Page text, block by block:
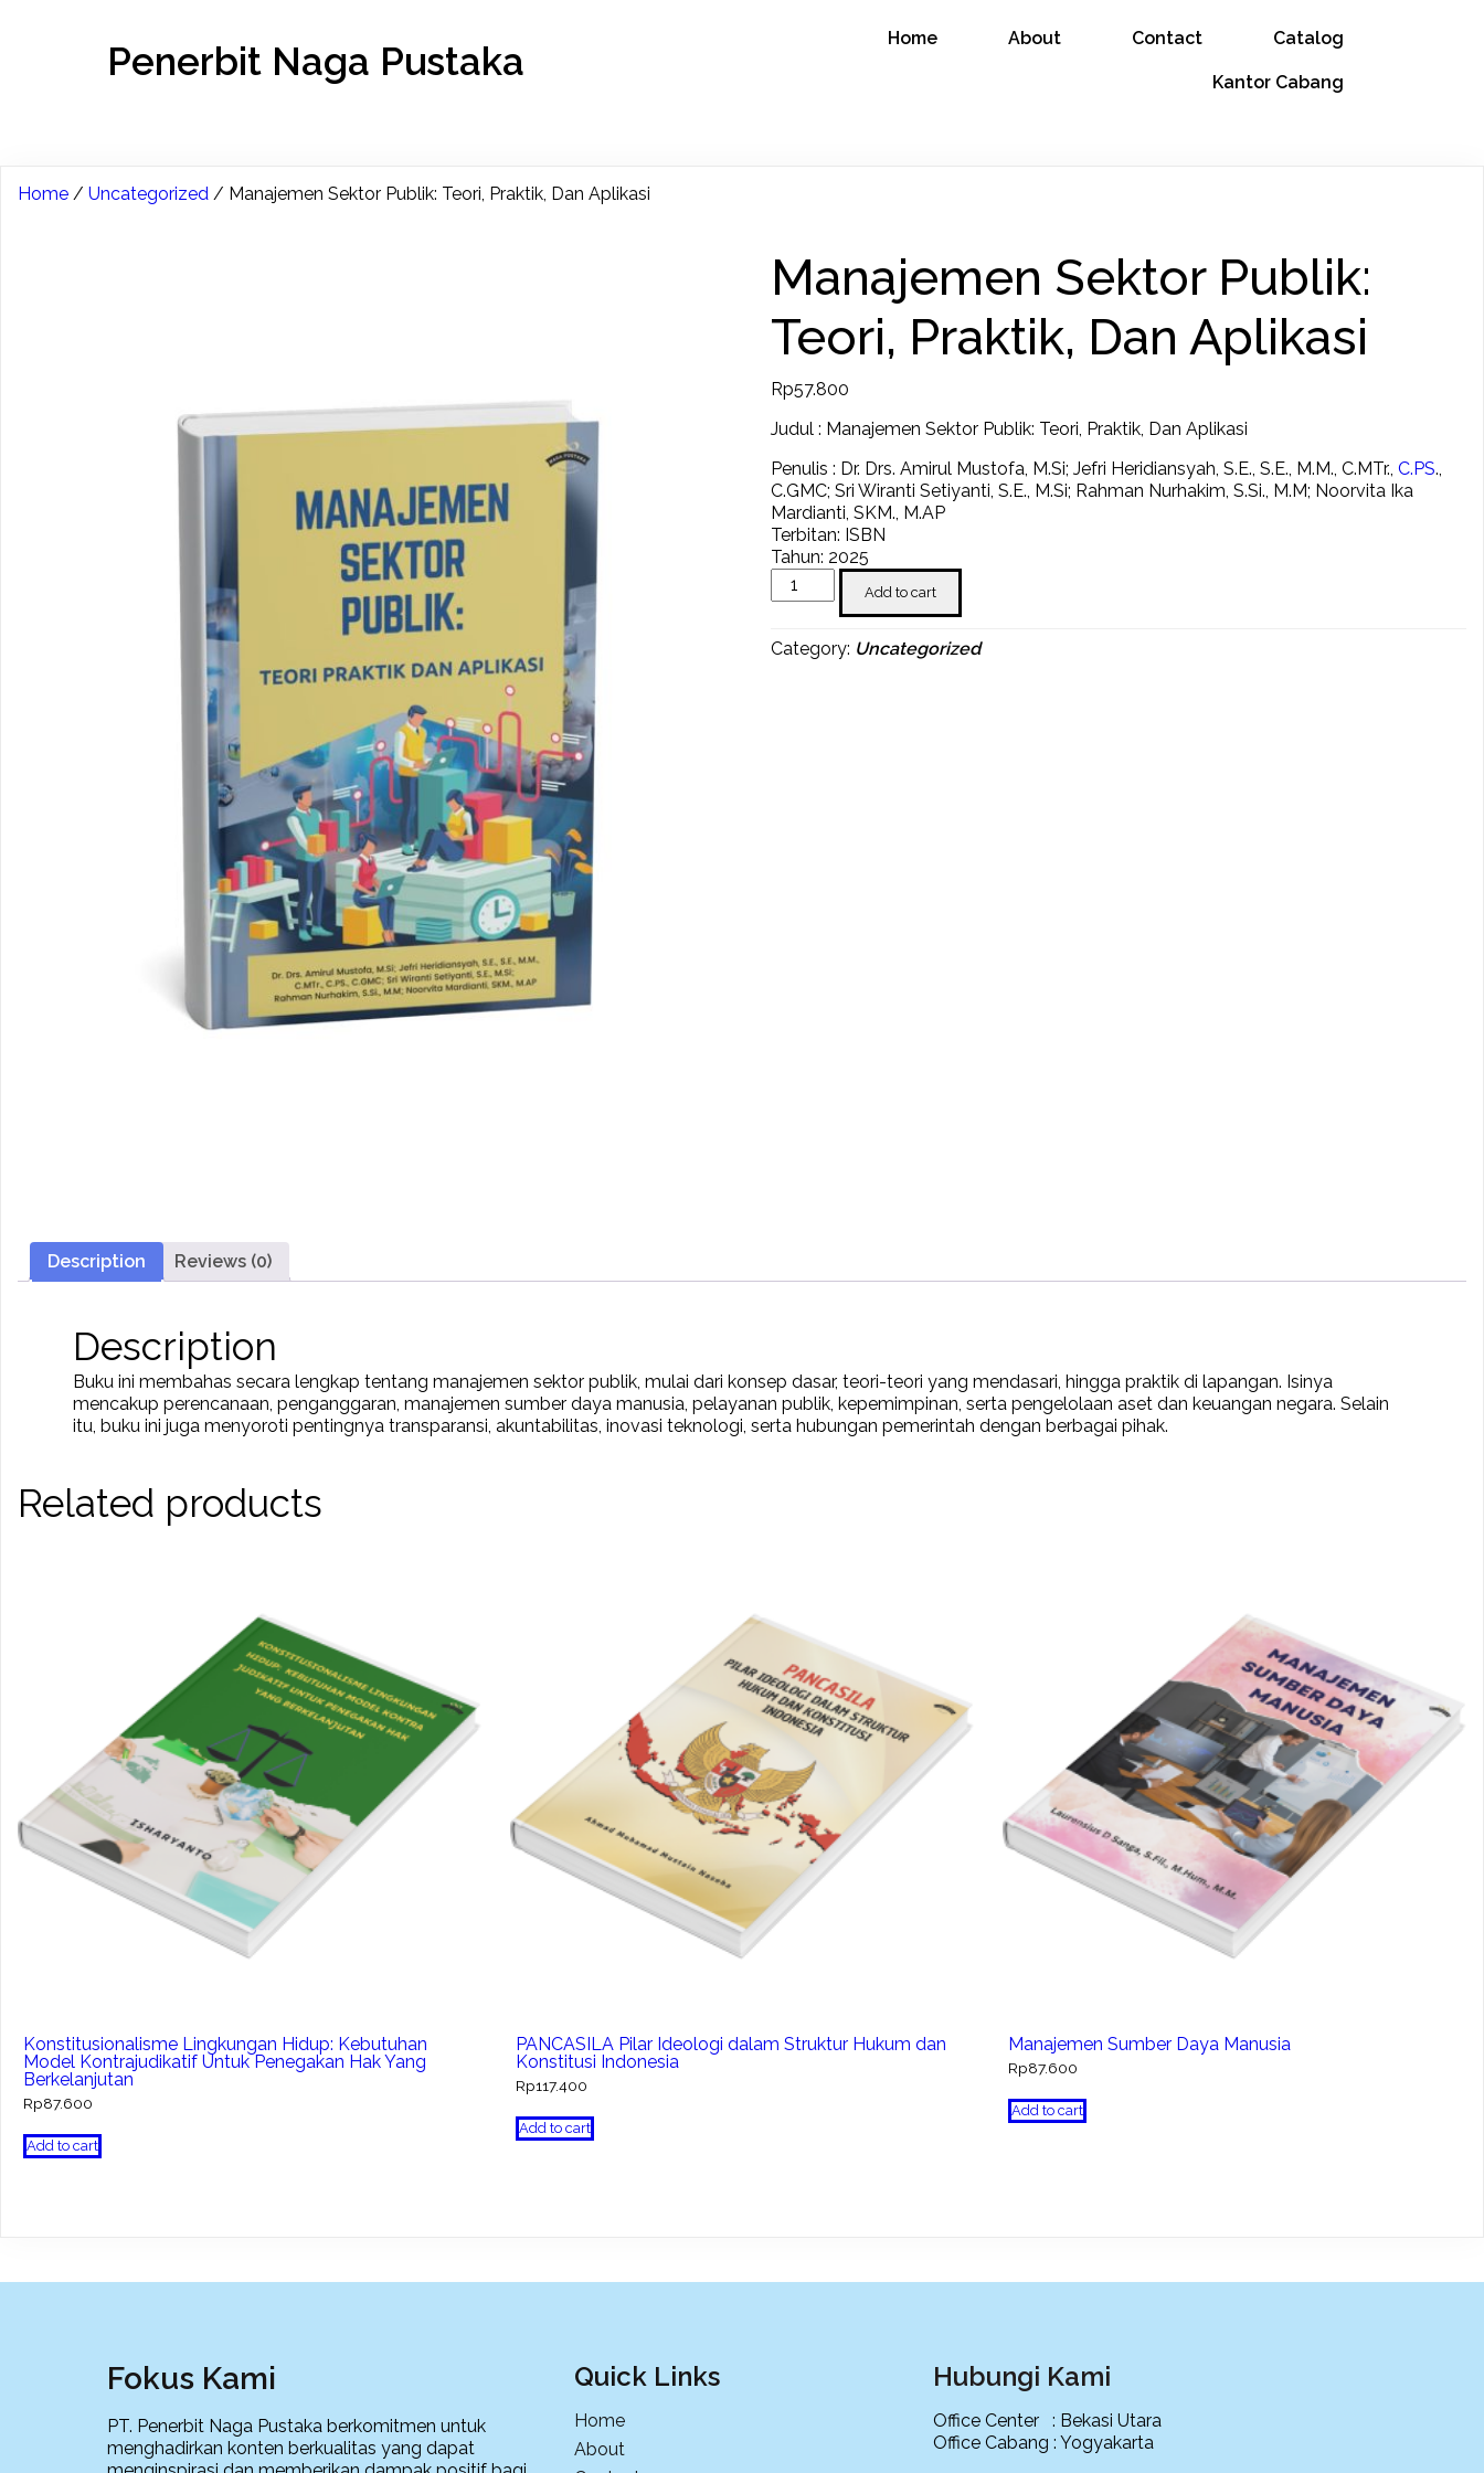
Penerbit Naga Pustaka Home About Contact Catalog
Kantor Cabang
Home / Uncategorized / Manajemen Sektor Publik: Teori, Praktik, Dan Aplikasi
Manajemen Sektor Publik:
Teori, Praktik, Dan Aplikasi
Rp57.800
Judul : Manajemen Sektor Publik: Teori, Praktik, Dan Aplikasi
Penulis : Dr. Drs. Amirul Mustofa, M.Si; Jefri Heridiansyah, S.E., S.E., M.M., C.MTr.,C.PS.,
C.GMC; Sri Wiranti Setiyanti, S.E., M.Si; Rahman Nurhakim, S.Si., M.M; Noorvita Ika
Mardianti, SKM., M.AP
Terbitan: ISBN
Tahun: 2025
Manajemen
Sektor
Teori,
Praktik,
Add to cart
Category: Uncategorized
Description Reviews (0)
Description
Buku ini membahas secara lengkap tentang manajemen sektor publik, mulai dari konsep dasar, teori-teori yang mendasari, hingga praktik di lapangan. Isinya
mencakup perencanaan, penganggaran, manajemen sumber daya manusia, pelayanan publik, kepemimpinan, serta pengelolaan aset dan keuangan negara. Selain
itu, buku ini juga menyoroti pentingnya transparansi, akuntabilitas, inovasi teknologi, serta hubungan pemerintah dengan berbagai pihak.
Related products
Konstitusionalisme Lingkungan Hidup: Kebutuhan
Model Kontrajudikatif Untuk Penegakan Hak Yang
Berkelanjutan
Rp87.600
Add to cart
PANCASILA Pilar Ideologi dalam Struktur Hukum dan
Konstitusi Indonesia
Rp117.400
Add to cart
Manajemen Sumber Daya Manusia
Rp87.600
Add to cart
Fokus Kami
PT. Penerbit Naga Pustaka berkomitmen untuk
menghadirkan konten berkualitas yang dapat
Quick Links
Home
About
Hubungi Kami
Office Center : Bekasi Utara
Office Cabang : Yogyakarta